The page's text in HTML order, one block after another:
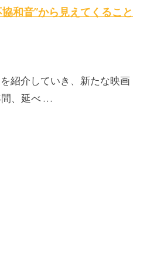
和音”から見えてくること
を紹介していき、新たな映画
間、延べ …